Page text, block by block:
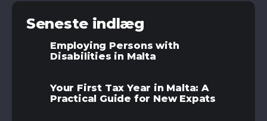
Seneste indlæg
Employing Persons with
Disabilities in Malta
Your First Tax Year in Malta: A
Practical Guide for New Expats